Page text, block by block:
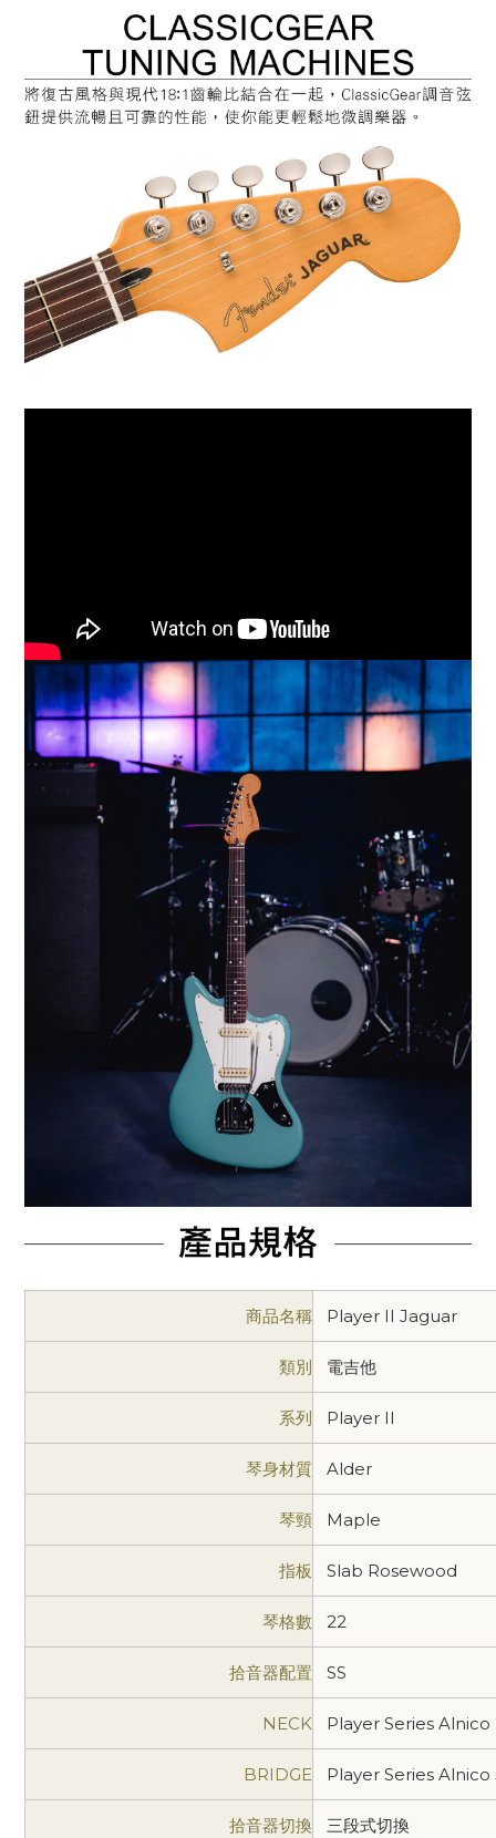
商品名稱 Player II Jaguar
類別 電吉他
系列 Player II
琴身材質 Alder
琴頸 Maple
指板 Slab Rosewood
琴格數 22
拾音器配置 SS
NECK Player Series
BRIDGE Player Series
拾音器切換 三段式切換